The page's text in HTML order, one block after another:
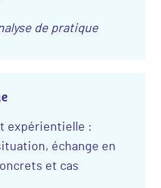
de pratique
expérientielle :
échange en
et cas